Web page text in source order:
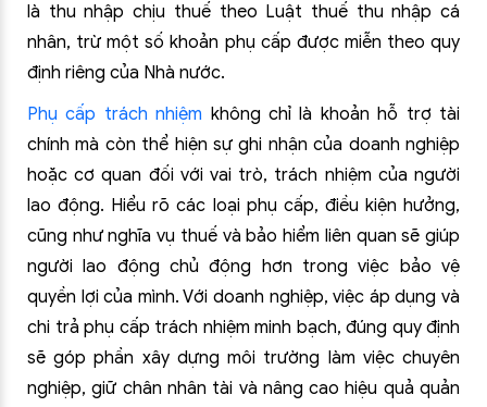
là thu nhập chịu thuế theo Luật thuế thu nhập cá
nhân, trừ một số khoản phụ cấp được miễn theo quy
định riêng của Nhà nước.
Phụ cấp trách nhiệm không chỉ là khoản hỗ trợ tài
chính mà còn thể hiện sự ghi nhận của doanh nghiệp
hoặc cơ quan đối với vai trò, trách nhiệm của người
lao động. Hiểu rõ các loại phụ cấp, điều kiện hưởng,
cũng như nghĩa vụ thuế và bảo hiểm liên quan sẽ giúp
người lao động chủ động hơn trong việc bảo vệ
quyền lợi của mình. Với doanh nghiệp, việc áp dụng và
chi trả phụ cấp trách nhiệm minh bạch, đúng quy định
sẽ góp phần xây dựng môi trường làm việc chuyên
nghiệp, giữ chân nhân tài và nâng cao hiệu quả quản